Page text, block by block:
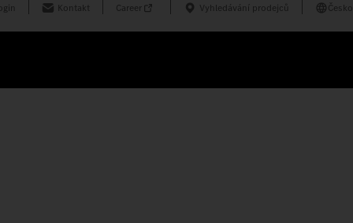
Kontakt Career Vyhledávání prodejců Česko